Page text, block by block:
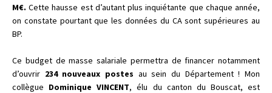
M€.Cette hausse est d’autant plus inquiétante que chaque année,
on constate pourtant que les données du CA sont supérieures au
BP.
Ce budget de masse salariale permettra de financer notamment
d’ouvrir 234 nouveaux postes au sein du Département ! Mon
collègue Dominique VINCENT, élu du canton du Bouscat, est